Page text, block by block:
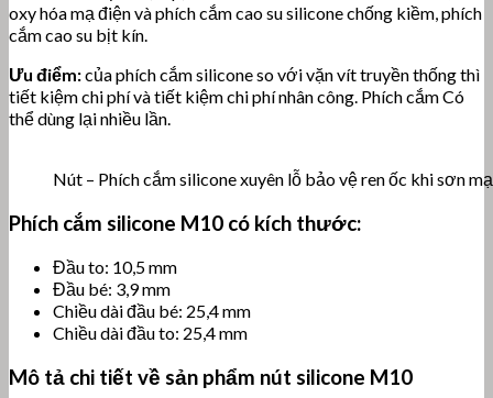
oxy hóa mạ điện và phích cắm cao su silicone chống kiềm, phích
cắm cao su bịt kín.
Ưu điểm:của phích cắm silicone so với vặn vít truyền thống thì
tiết kiệm chi phí và tiết kiệm chi phí nhân công. Phích cắm Có
thể dùng lại nhiều lần.
Nút – Phích cắm silicone xuyên lỗ bảo vệ ren ốc khi sơn
Phích cắm silicone M10 có kích thước:
Đầu to: 10,5 mm
Đầu bé: 3,9 mm
Chiều dài đầu bé: 25,4 mm
Chiều dài đầu to: 25,4 mm
Mô tả chi tiết về sản phẩm nút silicone M10